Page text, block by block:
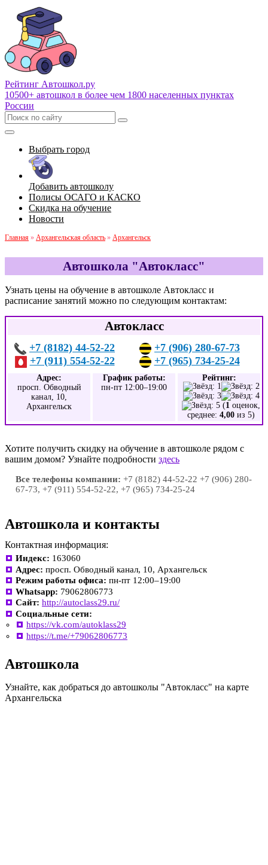
Рейтинг Автошкол.ру
10500+ автошкол в более чем 1800 населенных пунктах
России
Выбрать город
Добавить автошколу
Полисы ОСАГО и КАСКО
Скидка на обучение
Новости
Главная » Архангельская область » Архангельск
Автошкола "Автокласс"
Узнать цены на обучение в автошколе Автокласс и
расписание занятий можно по следующим контактам:
Автокласс
+7 (8182) 44-52-22
+7 (906) 280-67-73
+7 (911) 554-52-22
+7 (965) 734-25-24
Адрес:
просп. Обводный
канал, 10,
Архангельск
График работы:
пн-пт 12:00–19:00
Рейтинг:
(1 оценок,
среднее: 4,00 из 5)
Хотите получить скидку на обучение в автошколе рядом с
вашим домом? Узнайте подробности здесь
Все телефоны компании: +7 (8182) 44-52-22 +7 (906) 280-
67-73, +7 (911) 554-52-22, +7 (965) 734-25-24
Автошкола и контакты
Контактная информация:
Индекс: 163060
Адрес: просп. Обводный канал, 10, Архангельск
Режим работы офиса: пн-пт 12:00–19:00
Whatsapp: 79062806773
Сайт: http://autoclass29.ru/
Социальные сети:
https://vk.com/autoklass29
https://t.me/+79062806773
Автошкола
Узнайте, как добраться до автошколы "Автокласс" на карте
Архангельска